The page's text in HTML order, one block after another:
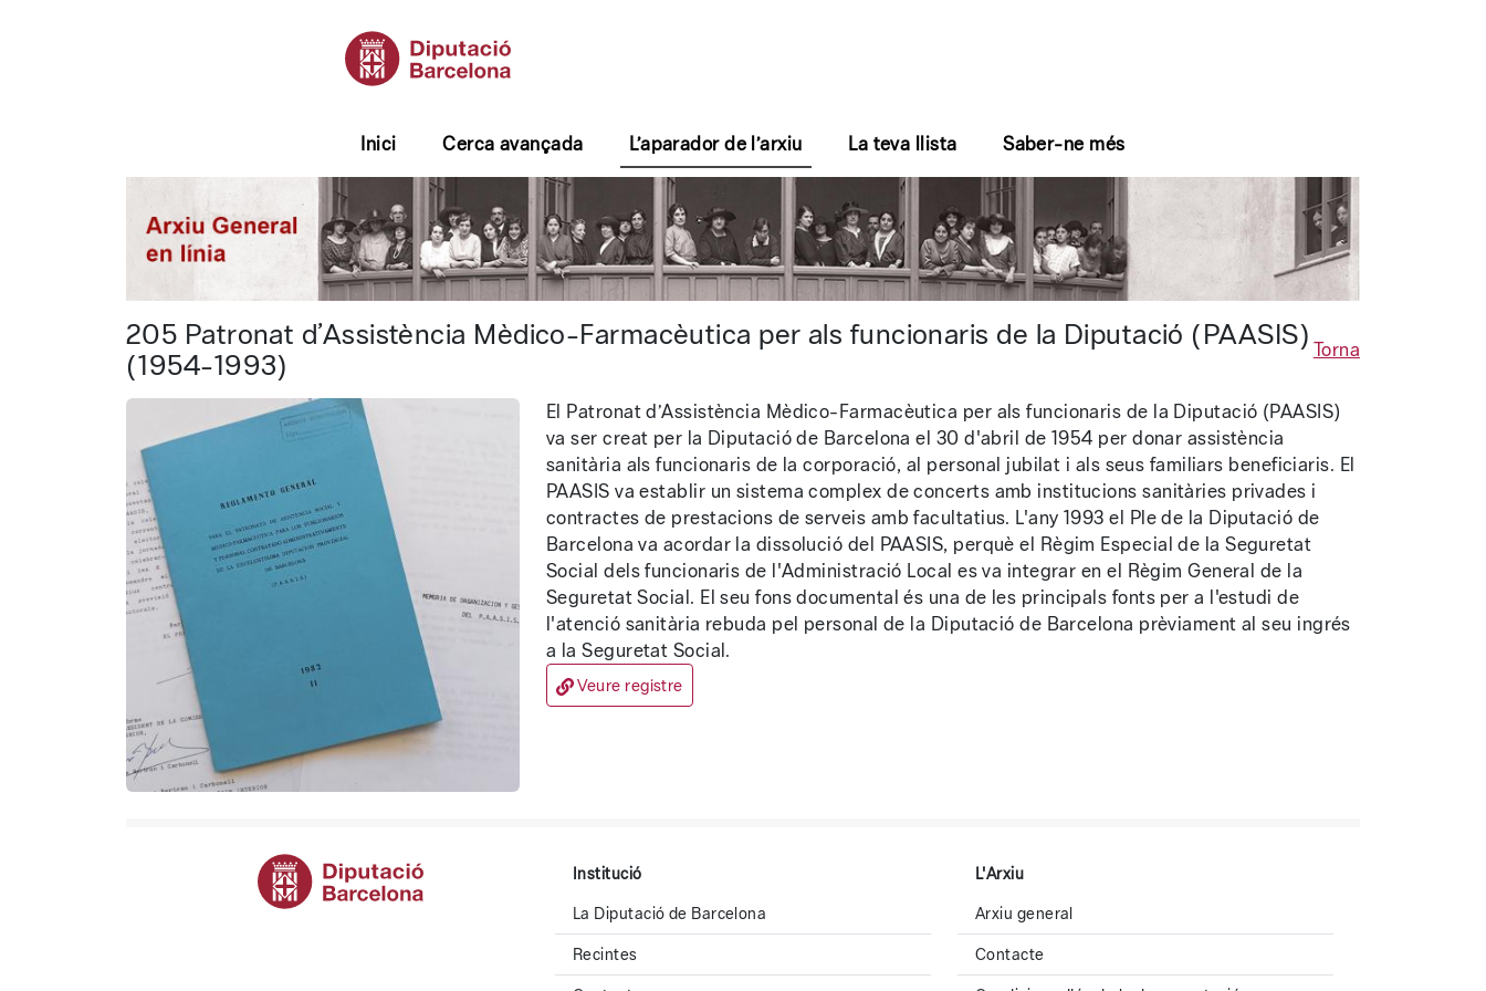
Inici Cerca avançada L’aparador de l’arxiu La teva llista Saber-ne més
Diputació de Barcelona - Arxiu general
205 Patronat d’Assistència Mèdico-Farmacèutica per als funcionaris de la Diputació (PAASIS)
(1954-1993)
Torna
El Patronat d’Assistència Mèdico-Farmacèutica per als funcionaris de la Diputació (PAASIS)
va ser creat per la Diputació de Barcelona el 30 d'abril de 1954 per donar assistència
sanitària als funcionaris de la corporació, al personal jubilat i als seus familiars beneficiaris. El
PAASIS va establir un sistema complex de concerts amb institucions sanitàries privades i
contractes de prestacions de serveis amb facultatius. L'any 1993 el Ple de la Diputació de
Barcelona va acordar la dissolució del PAASIS, perquè el Règim Especial de la Seguretat
Social dels funcionaris de l'Administració Local es va integrar en el Règim General de la
Seguretat Social. El seu fons documental és una de les principals fonts per a l'estudi de
l'atenció sanitària rebuda pel personal de la Diputació de Barcelona prèviament al seu ingrés
a la Seguretat Social.
Veure registre
Institució
La Diputació de Barcelona
Recintes
L'Arxiu
Arxiu general
Contacte